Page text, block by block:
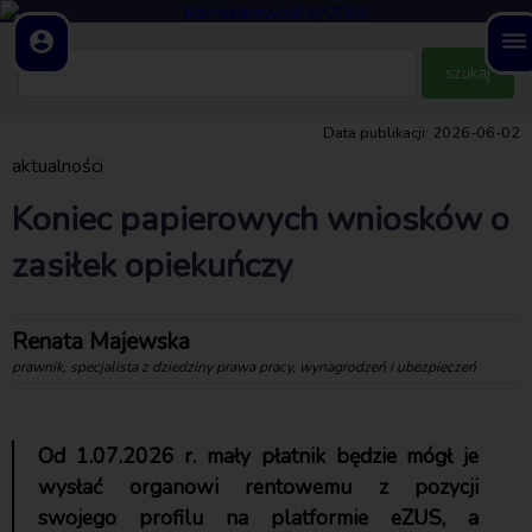
account_circle dehaze
Data publikacji: 2026-06-02
aktualności
Koniec papierowych wniosków o
zasiłek opiekuńczy
Renata Majewska
prawnik, specjalista z dziedziny prawa pracy, wynagrodzeń i ubezpieczeń
Od 1.07.2026 r. mały płatnik będzie mógł je
wysłać organowi rentowemu z pozycji
swojego profilu na platformie eZUS, a